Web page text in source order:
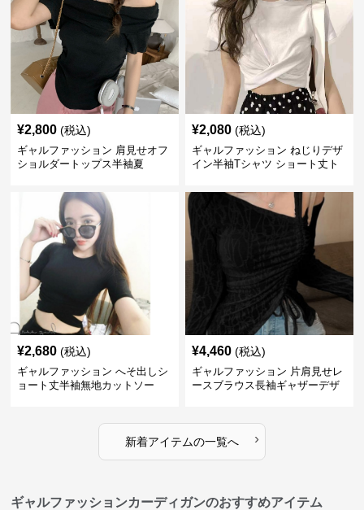
¥2,800 (税込)
ギャルファッション 肩見せオフ
ショルダートップス半袖夏
¥2,080 (税込)
ギャルファッション ねじりデザ
イン半袖Tシャツ ショート丈ト
¥2,680 (税込)
ギャルファッション へそ出しシ
ョート丈半袖無地カットソー
¥4,460 (税込)
ギャルファッション 片肩見せレ
ースブラウス長袖ギャザーデザ
新着アイテムの一覧へ ›
ギャルファッションカーディガンのおすすめアイテム